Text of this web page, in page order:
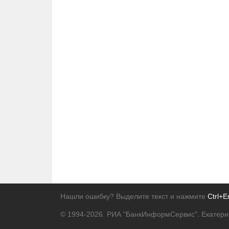
Нашли ошибку? Выделите текст и нажмите
© 1994-2026. РИА "БанкИнформСервис".